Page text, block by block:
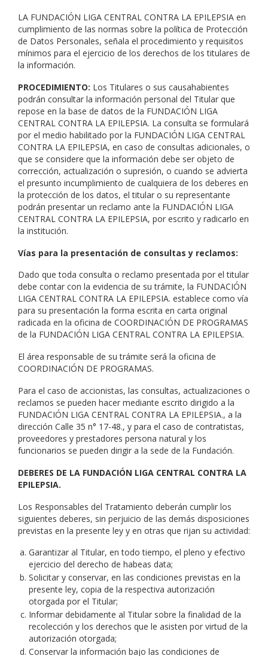
LA FUNDACIÓN LIGA CENTRAL CONTRA LA EPILEPSIA en
cumplimiento de las normas sobre la política de Protección
de Datos Personales, señala el procedimiento y requisitos
mínimos para el ejercicio de los derechos de los titulares de
la información.
PROCEDIMIENTO: Los Titulares o sus causahabientes
podrán consultar la información personal del Titular que
repose en la base de datos de la FUNDACIÓN LIGA
CENTRAL CONTRA LA EPILEPSIA. La consulta se formulará
por el medio habilitado por la FUNDACIÓN LIGA CENTRAL
CONTRA LA EPILEPSIA, en caso de consultas adicionales, o
que se considere que la información debe ser objeto de
corrección, actualización o supresión, o cuando se advierta
el presunto incumplimiento de cualquiera de los deberes en
la protección de los datos, el titular o su representante
podrán presentar un reclamo ante la FUNDACIÓN LIGA
CENTRAL CONTRA LA EPILEPSIA, por escrito y radicarlo en
la institución.
Vías para la presentación de consultas y reclamos:
Dado que toda consulta o reclamo presentada por el titular
debe contar con la evidencia de su trámite, la FUNDACIÓN
LIGA CENTRAL CONTRA LA EPILEPSIA. establece como vía
para su presentación la forma escrita en carta original
radicada en la oficina de COORDINACIÓN DE PROGRAMAS
de la FUNDACIÓN LIGA CENTRAL CONTRA LA EPILEPSIA.
El área responsable de su trámite será la oficina de
COORDINACIÓN DE PROGRAMAS.
Para el caso de accionistas, las consultas, actualizaciones o
reclamos se pueden hacer mediante escrito dirigido a la
FUNDACIÓN LIGA CENTRAL CONTRA LA EPILEPSIA., a la
dirección Calle 35 n° 17-48., y para el caso de contratistas,
proveedores y prestadores persona natural y los
funcionarios se pueden dirigir a la sede de la Fundación.
DEBERES DE LA FUNDACIÓN LIGA CENTRAL CONTRA LA
EPILEPSIA.
Los Responsables del Tratamiento deberán cumplir los
siguientes deberes, sin perjuicio de las demás disposiciones
previstas en la presente ley y en otras que rijan su actividad:
Garantizar al Titular, en todo tiempo, el pleno y efectivo
ejercicio del derecho de habeas data;
Solicitar y conservar, en las condiciones previstas en la
presente ley, copia de la respectiva autorización
otorgada por el Titular;
Informar debidamente al Titular sobre la finalidad de la
recolección y los derechos que le asisten por virtud de la
autorización otorgada;
Conservar la información bajo las condiciones de